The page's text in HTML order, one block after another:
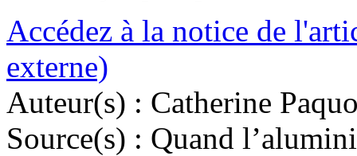
Accédez à la notice de
externe)
Auteur(s) : Catherine
Source(s) : Quand